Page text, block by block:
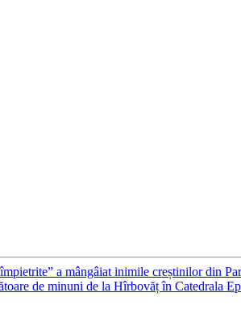
a mângâiat inimile creștinilor din
de minuni de la Hîrbovăț în Catedrala